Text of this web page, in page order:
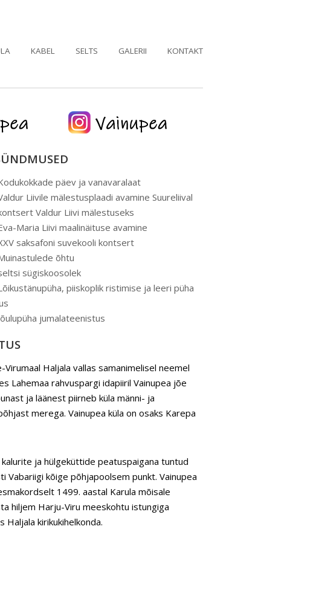
KABEL SELTS GALERII KONTAKT
päev ja vanavaralaat
Liivile mälestusplaadi avamine Suureliival
Valdur Liivi mälestuseks
Maria Liivi maalinäituse avamine
saksafoni suvekooli kontsert
õhtu
sügiskoosolek
piiskoplik ristimise ja leeri püha
jumalateenistus
Virumaal Haljala vallas samanimelisel neemel
Lahemaa rahvuspargi idapiiril Vainupea jõe
ja läänest piirneb küla männi- ja
merega. Vainupea küla on osaks Karepa
kalurite ja hülgeküttide peatuspaigana tuntud
Vabariigi kõige põhjapoolsem punkt. Vainupea
1499. aastal Karula mõisale
hiljem Harju-Viru meeskohtu istungiga
Haljala kirikukihelkonda.